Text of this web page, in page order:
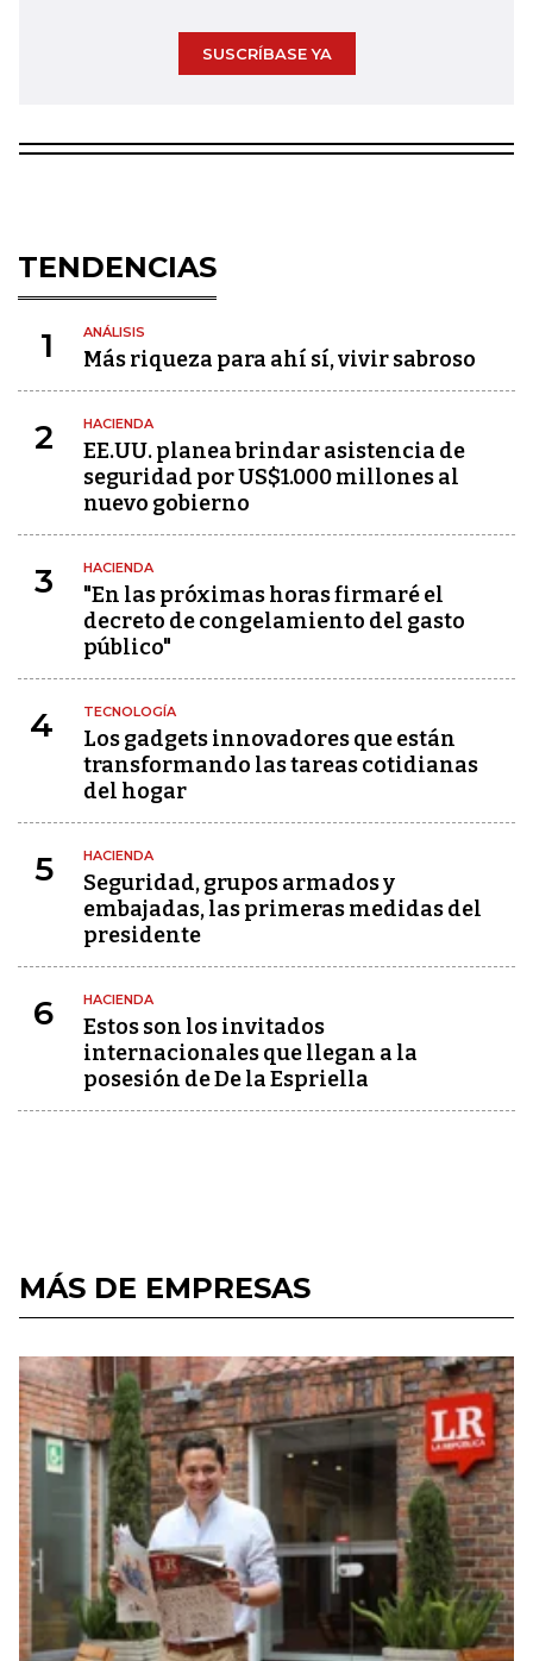
SUSCRÍBASE YA
TENDENCIAS
1 ANÁLISIS
Más riqueza para ahí sí, vivir sabroso
2 HACIENDA
EE.UU. planea brindar asistencia de
seguridad por US$1.000 millones al
nuevo gobierno
3 HACIENDA
"En las próximas horas firmaré el
decreto de congelamiento del gasto
público"
4 TECNOLOGÍA
Los gadgets innovadores que están
transformando las tareas cotidianas
del hogar
5 HACIENDA
Seguridad, grupos armados y
embajadas, las primeras medidas del
presidente
6 HACIENDA
Estos son los invitados
internacionales que llegan a la
posesión de De la Espriella
MÁS DE EMPRESAS